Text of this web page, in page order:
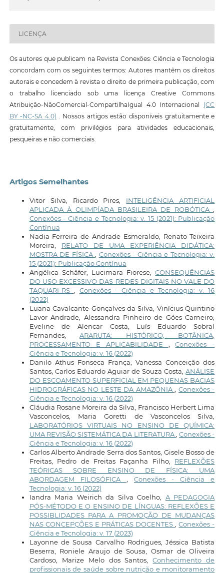
LICENÇA
Os autores que publicam na Revista Conexões: Ciência e Tecnologia
concordam com os seguintes termos: Autores mantêm os direitos
autorais e concedem à revista o direito de primeira publicação, com
o trabalho licenciado sob uma licença Creative Commons
Atribuição-NãoComercial-CompartilhaIgual 4.0 Internacional (CC
BY -NC-SA 4.0) . Nossos artigos estão disponíveis gratuitamente e
gratuitamente, com privilégios para atividades educacionais,
pesqueiras e não comerciais.
Artigos Semelhantes
Vitor Silva, Ricardo Pires, INTELIGÊNCIA ARTIFICIAL
APLICADA À OLIMPÍADA BRASILEIRA DE ROBÓTICA
Conexões - Ciência e Tecnologia: v. 15 (2021): Publicação
Contínua
Nadia Ferreira de Andrade Esmeraldo, Renato Teixeira
Moreira, RELATO DE UMA EXPERIÊNCIA DIDÁTICA:
MOSTRA DE FÍSICA
Conexões - Ciência e Tecnologia: v.
15 (2021): Publicação Contínua
Angélica Schäfer, Lucimara Fiorese,CONSEQUÊNCIAS
DO USO EXCESSIVO DAS REDES DIGITAIS NO VALE DO
TAQUARI-RS
Conexões - Ciência e Tecnologia: v. 16
(2022)
Luana Cavalcante Gonçalves da Silva, Vinícius Quintino
Lavor Andrade, Alessandra Pinheiro de Góes Carneiro,
Eveline de Alencar Costa, Luís Eduardo Sobral
Fernandes,ARARUTA: HISTÓRICO, BOTÂNICA,
PROCESSAMENTO E APLICABILIDADE
,Conexões -
Ciência e Tecnologia: v. 16 (2022)
Danilo Athus Fonseca França, Vanessa Conceição dos
Santos, Carlos Eduardo Aguiar de Souza Costa,ANÁLISE
DO ESCOAMENTO SUPERFICIAL EM PEQUENAS BACIAS
HIDROGRÁFICAS NO LESTE DA AMAZÔNIA
Conexões -
Ciência e Tecnologia: v. 16 (2022)
Cláudia Rosane Moreira da Silva, Francisco Herbert Lima
Vasconcelos, Maria Goretti de Vasconcelos Silva,
LABORATÓRIOS VIRTUAIS NO ENSINO DE QUÍMICA:
UMA REVISÃO SISTEMÁTICA DA LITERATURA ,Conexões -
Ciência e Tecnologia: v. 16 (2022)
Carlos Alberto Andrade Serra dos Santos, Gisele Bosso de
Freitas, Pedro de Freitas Façanha Filho, REFLEXÕES
TEÓRICAS SOBRE ENSINO DE FÍSICA: UMA
ABORDAGEM FILOSÓFICA
,Conexões - Ciência e
Tecnologia: v. 16 (2022)
Iandra Maria Weirich da Silva Coelho, A PEDAGOGIA
PÓS-MÉTODO E O ENSINO DE LÍNGUAS: REFLEXÕES E
POSSIBLIDADES PARA A PROMOÇÃO DE MUDANÇAS
NAS CONCEPÇÕES E PRÁTICAS DOCENTES
,Conexões -
Ciência e Tecnologia: v. 17 (2023)
Layonne de Sousa Carvalho Rodrigues, Jéssica Batista
Beserra, Roniele Araujo de Sousa, Osmar de Oliveira
Cardoso, Marize Melo dos Santos,Conhecimento de
profissionais de saúde sobre nutrição e monitoramento